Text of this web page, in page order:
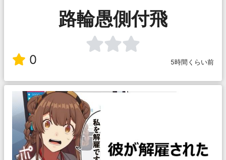
路輪愚側付飛
0 5時間くらい前